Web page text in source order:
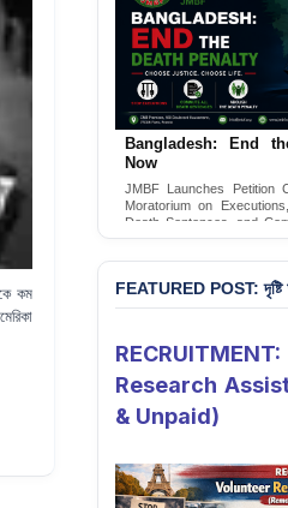
কম
Urgent Call to End
Conversion Therapy
JMBF launches an
the Government of
FEATURED POST: দৃষ্টি
Research
& Unpaid)